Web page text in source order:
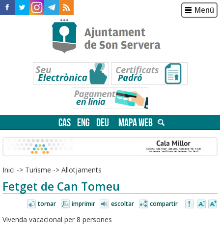
Menú
CAS ENG DEU MAPA WEB
Inici -> Turisme -> Allotjaments
Fetget de Can Tomeu
tornar imprimir escoltar compartir
Vivenda vacacional per 8 persones